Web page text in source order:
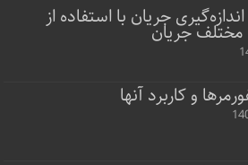
جریان با استفاده از
جریان
و کاربرد آنها